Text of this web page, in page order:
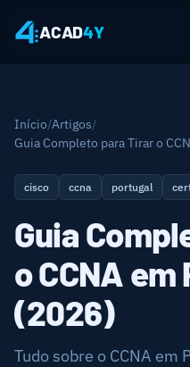
ACAD4Y
(em breve)
Início/Artigos/
Guia Completo para Tirar o
cisco ccna portugal
Guia
o CCNA
(2026)
Tudo sobre o CCNA em